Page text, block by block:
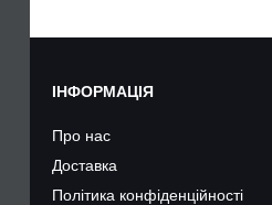
ІНФОРМАЦІЯ
Про нас
Доставка
Політика конфіденційності